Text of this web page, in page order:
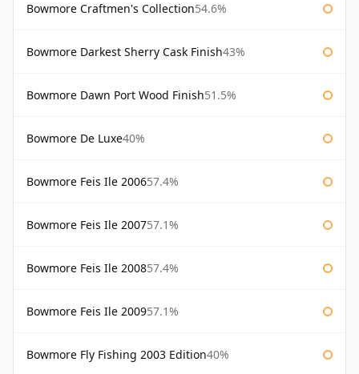
Bowmore Craftmen's Collection54.6%
Bowmore Darkest Sherry Cask Finish43%
Bowmore Dawn Port Wood Finish51.5%
Bowmore De Luxe40%
Bowmore Feis Ile 200657.4%
Bowmore Feis Ile 200757.1%
Bowmore Feis Ile 200857.4%
Bowmore Feis Ile 200957.1%
Bowmore Fly Fishing 2003 Edition40%